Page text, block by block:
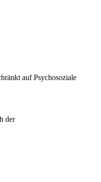
auf Psychosoziale
der